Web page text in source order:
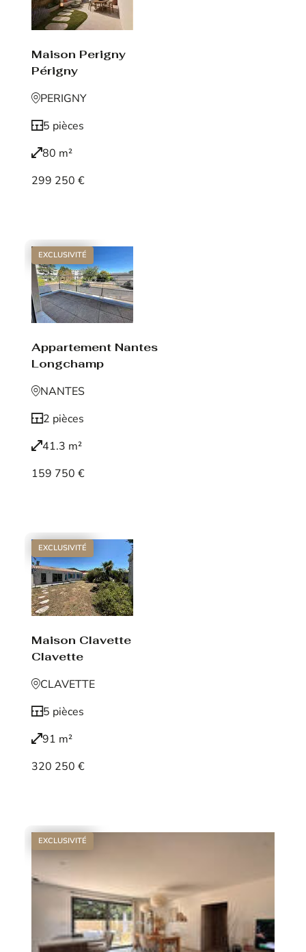
Maison Perigny
Périgny
PERIGNY
5 pièces
80 m²
299 250 €
EXCLUSIVITÉ
Appartement Nantes
Longchamp
NANTES
2 pièces
41.3 m²
159 750 €
EXCLUSIVITÉ
Maison Clavette
Clavette
CLAVETTE
5 pièces
91 m²
320 250 €
EXCLUSIVITÉ